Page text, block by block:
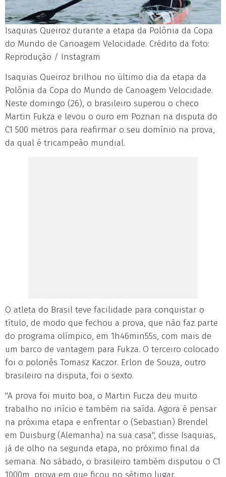
Isaquias Queiroz durante a etapa da Polônia da Copa
do Mundo de Canoagem Velocidade. Crédito da foto:
Reprodução / Instagram
Isaquias Queiroz brilhou no último dia da etapa da
Polônia da Copa do Mundo de Canoagem Velocidade.
Neste domingo (26), o brasileiro superou o checo
Martin Fukza e levou o ouro em Poznan na disputa do
C1 500 metros para reafirmar o seu domínio na prova,
da qual é tricampeão mundial.
O atleta do Brasil teve facilidade para conquistar o
título, de modo que fechou a prova, que não faz parte
do programa olímpico, em 1h46min55s, com mais de
um barco de vantagem para Fukza. O terceiro colocado
foi o polonês Tomasz Kaczor. Erlon de Souza, outro
brasileiro na disputa, foi o sexto.
"A prova foi muito boa, o Martin Fucza deu muito
trabalho no início e também na saída. Agora é pensar
na próxima etapa e enfrentar o (Sebastian) Brendel
em Duisburg (Alemanha) na sua casa", disse Isaquias,
já de olho na segunda etapa, no próximo final da
semana. No sábado, o brasileiro também disputou o C1
1000m, prova em que ficou no sétimo lugar.